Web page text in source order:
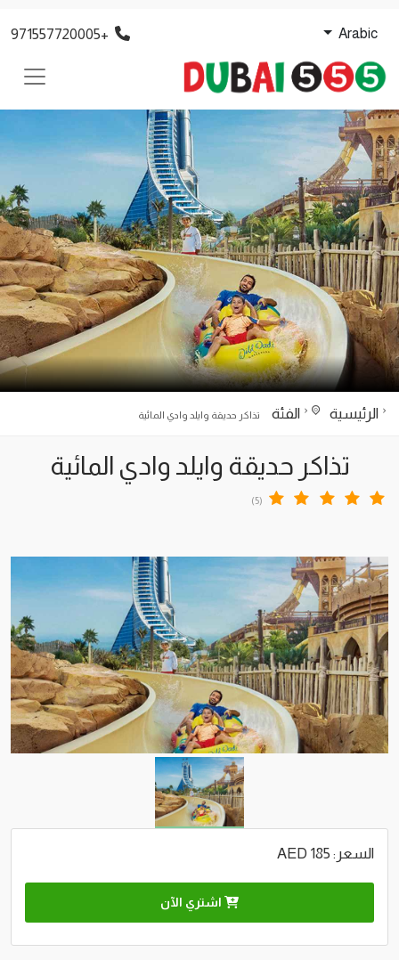
Arabic
+971557720005
الرئيسية الفئة تذاكر حديقة وايلد وادي المائية
تذاكر حديقة وايلد وادي المائية
(5)
السعر: 185 AED
اشتري الآن